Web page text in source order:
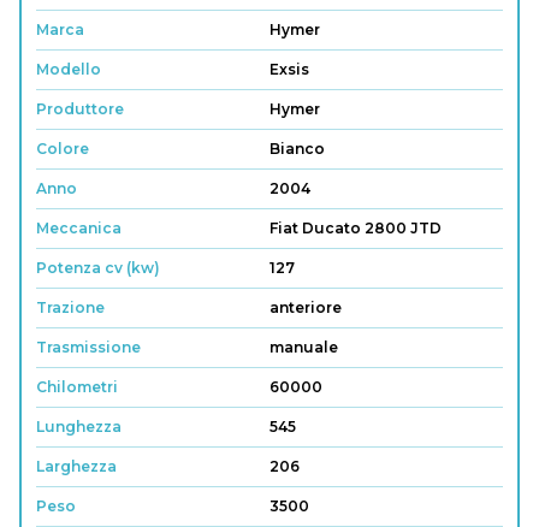
Marca Hymer
Modello Exsis
Produttore Hymer
Colore Bianco
Anno 2004
Meccanica Fiat Ducato 2800 JTD
Potenza cv (kw) 127
Trazione anteriore
Trasmissione manuale
Chilometri 60000
Lunghezza 545
Larghezza 206
Peso 3500